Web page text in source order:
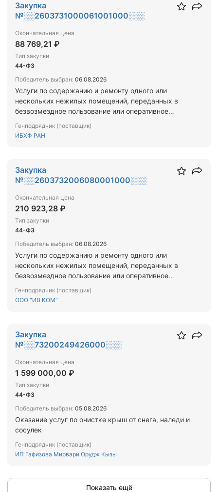
Закупка
№░░2603731000061001000░░░
Окончательная цена
88 769,21 ₽
Тип закупки
44-ФЗ
Победитель выбран: 06.08.2026
Услуги по содержанию и ремонту одного или
нескольких нежилых помещений, переданных в
безвозмездное пользование или оперативное
газо- и энергоснабжению, услуги по охране, услуги
находящимися в здании, в котором расположены
помещения, переданные заказчику в
управление (п.23 ч.1 ст.93 Федерального закона
№44-ФЗ)
Генподрядчик (поставщик)
ИБХФ РАН
Закупка
№░░2603732006080001000░░░
Окончательная цена
210 923,28 ₽
Тип закупки
44-ФЗ
Победитель выбран: 06.08.2026
Услуги по содержанию и ремонту одного или
нескольких нежилых помещений, переданных в
безвозмездное пользование или оперативное
газо- и энергоснабжению, услуги по охране, услуги
находящимися в здании, в котором расположены
помещения, переданные заказчику в
управление (п.23 ч.1 ст.93 Федерального закона
№44-ФЗ)
Генподрядчик (поставщик)
ООО "ИВ КОМ"
Закупка
№░░73200249426000░░░
Окончательная цена
1 599 000,00 ₽
Тип закупки
44-ФЗ
Победитель выбран: 05.08.2026
Оказание услуг по очистке крыш от снега, наледи и
сосулек
Генподрядчик (поставщик)
ИП Гафизова Мирвари Орудж Кызы
Показать ещё